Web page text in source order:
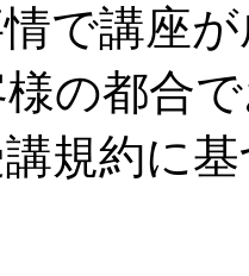
で講座
の都合
規約に